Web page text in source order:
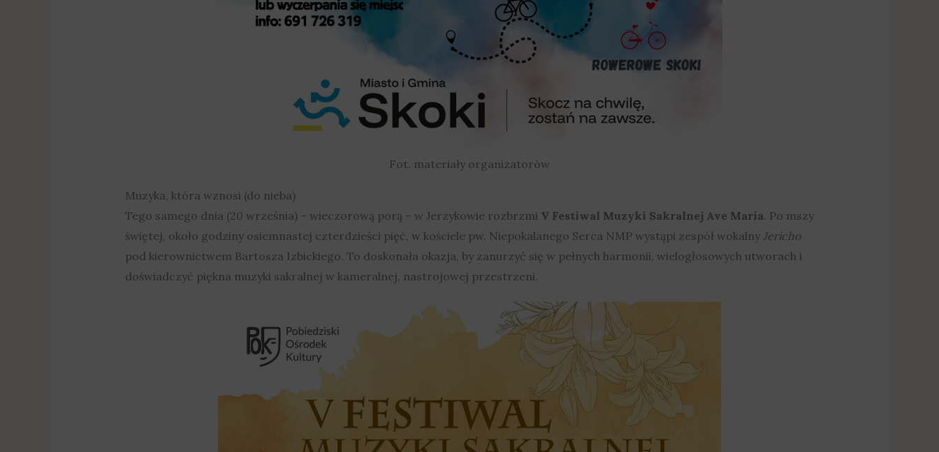
Fot. materiały organizatorów
Muzyka, która wznosi (do nieba)
Tego samego dnia (20 września) – wieczorową porą – w Jerzykowie rozbrzmi V Festiwal Muzyki Sakralnej Ave Maria. Po mszy
świętej, około godziny osiemnastej czterdzieści pięć, w kościele pw. Niepokalanego Serca NMP wystąpi zespół wokalny Jericho
pod kierownictwem Bartosza Izbickiego. To doskonała okazja, by zanurzyć się w pełnych harmonii, wielogłosowych utworach i
doświadczyć piękna muzyki sakralnej w kameralnej, nastrojowej przestrzeni.